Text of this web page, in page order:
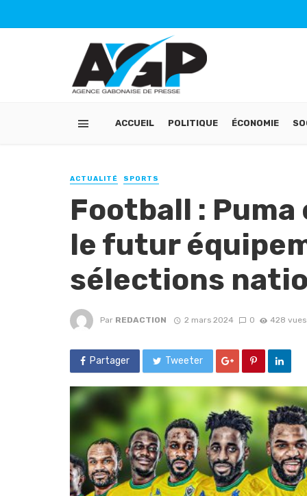
ACCUEIL POLITIQUE ÉCONOMIE
ACTUALITÉ SPORTS
Football :
le futur
sélections
Par REDACTION 2 mars 2024 0 428 vues
Partager Tweeter